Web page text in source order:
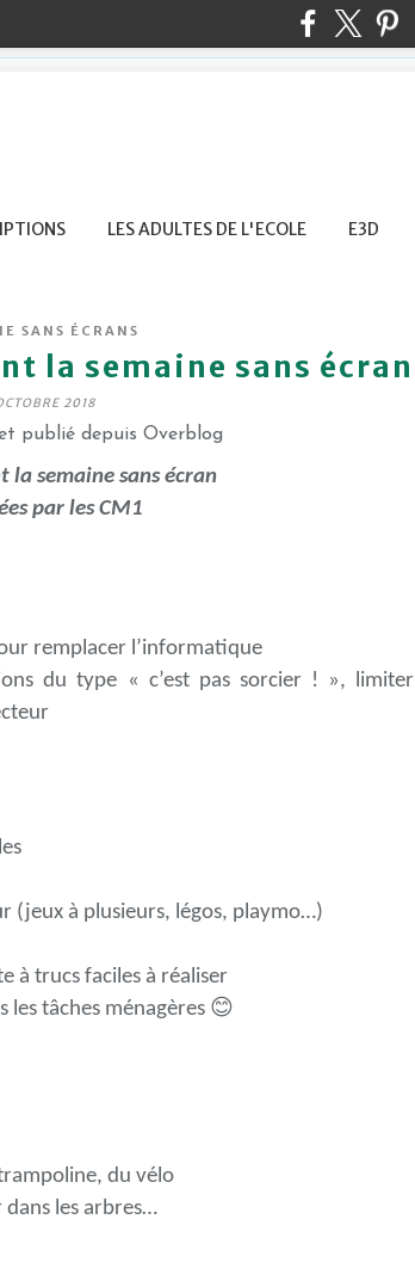
LES ADULTES DE L'ECOLE E3D
SANS ÉCRANS
la semaine sans écran
2018
publié depuis Overblog
la semaine sans écran
par les CM1
remplacer l’informatique
du type « c’est pas sorcier ! », limiter
(jeux à plusieurs, légos, playmo…)
à trucs faciles à réaliser
les tâches ménagères 😊
du vélo
les arbres…